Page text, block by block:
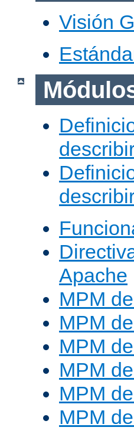
Visión
Apache
MPM
MPM
MPM
MPM
MPM
MPM